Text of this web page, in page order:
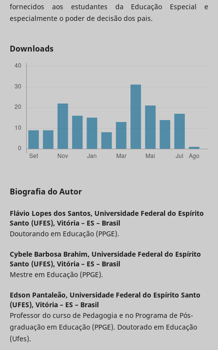
fornecidos aos estudantes da Educação Especial e
especialmente o poder de decisão dos pais.
Downloads
Biografia do Autor
Flávio Lopes dos Santos, Universidade Federal do Espírito
Santo (UFES), Vitória – ES – Brasil
Doutorando em Educação (PPGE).
Cybele Barbosa Brahim, Universidade Federal do Espírito
Santo (UFES), Vitória – ES – Brasil
Mestre em Educação (PPGE).
Edson Pantaleão, Universidade Federal do Espírito Santo
(UFES), Vitória – ES – Brasil
Professor do curso de Pedagogia e no Programa de Pós-
graduação em Educação (PPGE). Doutorado em Educação
(Ufes).